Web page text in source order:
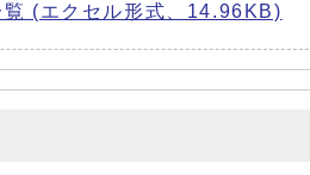
(エクセル形式、14.96KB)